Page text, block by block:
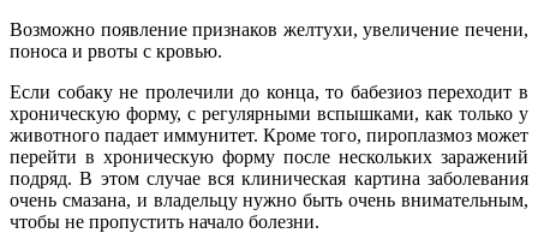
Возможно появление признаков желтухи, увеличение печени,
поноса и рвоты с кровью.
Если собаку не пролечили до конца, то бабезиоз переходит в
хроническую форму, с регулярными вспышками, как только у
животного падает иммунитет. Кроме того, пироплазмоз может
перейти в хроническую форму после нескольких заражений
подряд. В этом случае вся клиническая картина заболевания
очень смазана, и владельцу нужно быть очень внимательным,
чтобы не пропустить начало болезни.